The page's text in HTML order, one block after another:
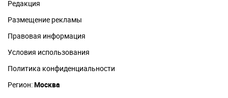
Редакция
Размещение рекламы
Правовая информация
Условия использования
Политика конфиденциальности
Регион:Москва